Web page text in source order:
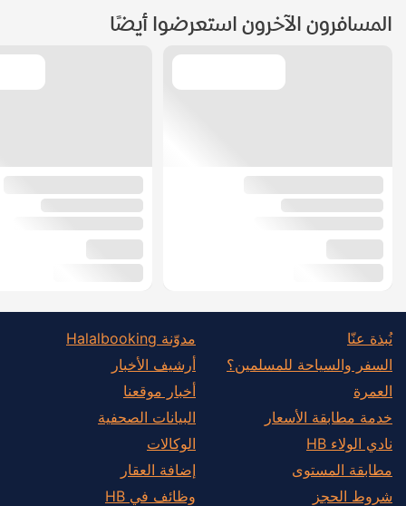
المسافرون الآخرون استعرضوا أيضًا
نُبذة عنّا
السفر والسياحة للمسلمين؟
العمرة
خدمة مطابقة الأسعار
نادي الولاء HB
مطابقة المستوى
شروط الحجز
مدوّنة Halalbooking
أرشيف الأخبار
أخبار موقعنا
البيانات الصحفية
الوكالات
إضافة العقار
وظائف في HB